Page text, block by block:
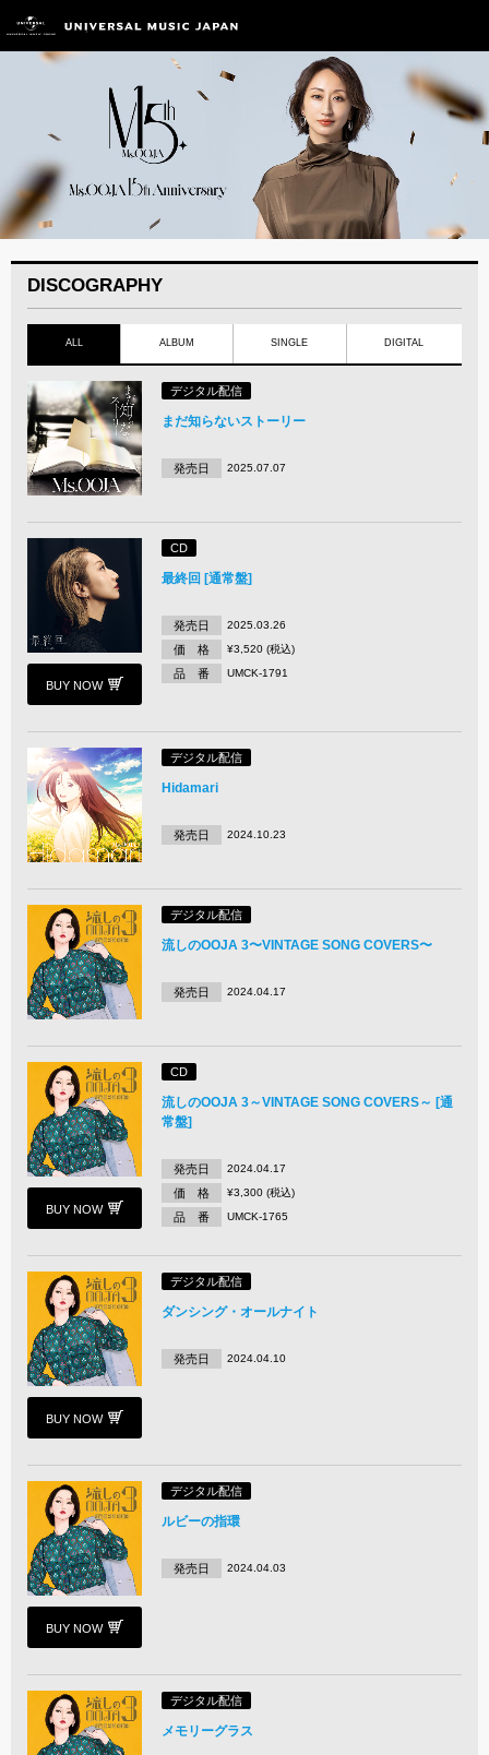
DISCOGRAPHY
ALL ALBUM SINGLE DIGITAL
デジタル配信
まだ知らないストーリー
発売日 2025.07.07
BUY NOW
CD
最終回 [通常盤]
発売日 2025.03.26
価 格 ¥3,520 (税込)
品 番 UMCK-1791
デジタル配信
Hidamari
発売日 2024.10.23
デジタル配信
流しのOOJA 3〜VINTAGE SONG COVERS〜
発売日 2024.04.17
BUY NOW
CD
流しのOOJA 3～VINTAGE SONG COVERS～ [通
常盤]
発売日 2024.04.17
価 格 ¥3,300 (税込)
品 番 UMCK-1765
BUY NOW
デジタル配信
ダンシング・オールナイト
発売日 2024.04.10
BUY NOW
デジタル配信
ルビーの指環
発売日 2024.04.03
デジタル配信
メモリーグラス